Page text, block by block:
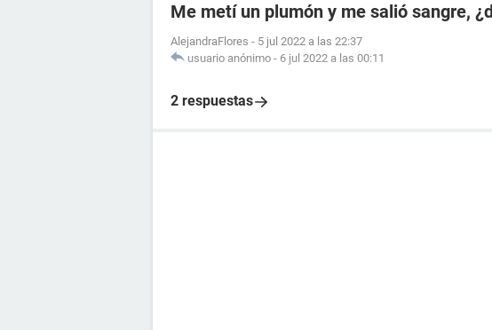
Me metí un plumón y me salió sangre,
AlejandraFlores - 5 jul 2022 a las 22:37
usuario anónimo - 6 jul 2022 a las 00:11
2 respuestas